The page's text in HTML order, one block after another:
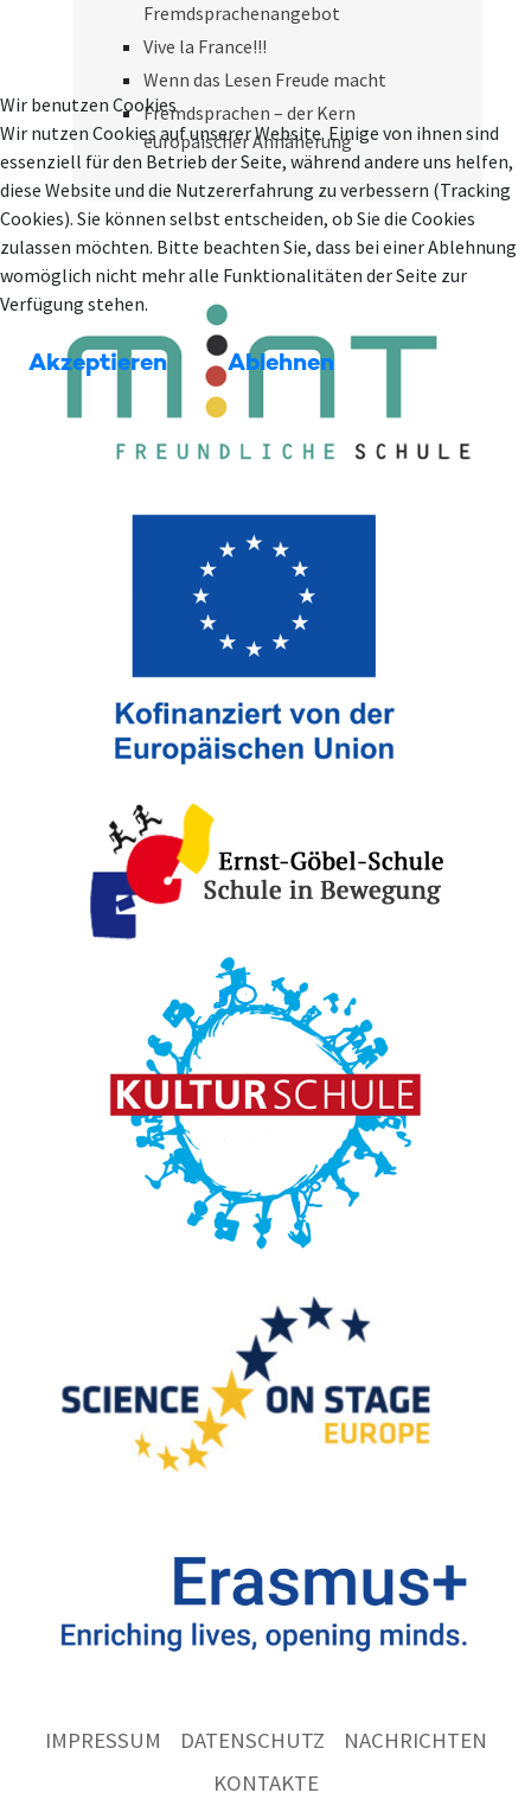
Fremdsprachenangebot
Vive la France!!!
Wenn das Lesen Freude macht
Fremdsprachen – der Kern
europäischer Annäherung
IMPRESSUM DATENSCHUTZ
NACHRICHTEN
KONTAKTE
Wir benutzen Cookies
Wir nutzen Cookies auf unserer Website. Einige von ihnen sind
essenziell für den Betrieb der Seite, während andere uns helfen,
diese Website und die Nutzererfahrung zu verbessern (Tracking
Cookies). Sie können selbst entscheiden, ob Sie die Cookies
zulassen möchten. Bitte beachten Sie, dass bei einer Ablehnung
womöglich nicht mehr alle Funktionalitäten der Seite zur
Verfügung stehen.
Akzeptieren Ablehnen